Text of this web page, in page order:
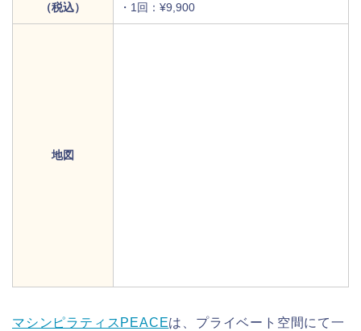
（税込）
・1回：¥9,900
地図
マシンピラティスPEACEは、プライベート空間にて一